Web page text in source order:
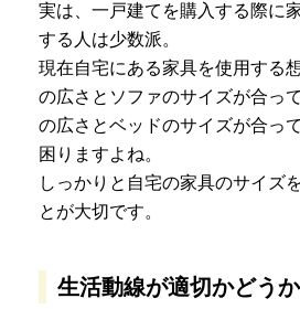
実は、一戸建てを購入する際に
する人は少数派。
現在自宅にある家具を使用する
の広さとソファのサイズが合っ
の広さとベッドのサイズが合っ
困りますよね。
しっかりと自宅の家具のサイズ
とが大切です。
生活動線が適切かどうか